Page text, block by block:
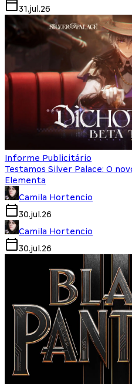
31.jul.26
Informe Publicitário
Testamos Silver Palace: O
Elementa
Camila Hortencio
30.jul.26
Camila Hortencio
30.jul.26